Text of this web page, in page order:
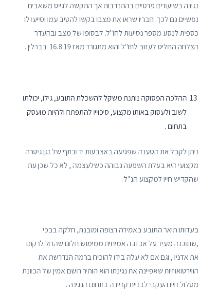
נגינה בשיעורים פרטיים בהתנדבות אך התקשה לגייס משאבים
נפשיים גם לכך. חבריו שראו את מצבו בקשו להטיב עמו וסייעו לו
כספית לנסע מספר נסיעות לחו"ל. לבסופו של מצב ובהעדר
הצלחה החליט לעזוב לחו"ל והוא מתגורר מאז 16.8.19 בברלין .
ההלכה הפסוקה נותנת משקל להשכלת התובע, גילו, יכולתו
לשוב ולעסוק באותו מקצוע, סיכוייו להתפתח ולהיות מועסק
בתחום .
ניתן לקבל את הטענה שפגיעה באצבעות יד וכתף של נגן גיטרה
מקצועי היא בעלת השפעה גבוהה כשלעצמה , לא כל שכן עת
שהקדיש חייו למקצוע הנ"ל.
בעדותו תיאר התובע באמירה רצופה ומובנת, חלקה בבכי
,שתוכנה מעיד על אכזבה אמיתית ממימוש חלום שהחל לרקום
את אדניו , וגם אם לא עלה בידו להוכיח ברמה הנדרשת את
הווירטואוזיות שאפיינה את נגינתו הוא הותיר רושם אמין של הכוונת
מסלול חייו העקבי לבניית קריירה בתחום הנגינה .